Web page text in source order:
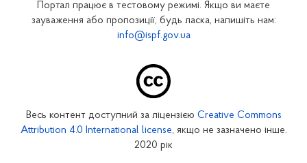
Закарпатське відділення
Запорізьке відділення
Кіровоградське відділення
Портал працює в тестовому режимі. Якщо ви маєте
зауваження або пропозиції, будь ласка, напишіть нам:
info@ispf.gov.ua
Весь контент доступний за ліцензією Creative Commons
Attribution 4.0 International license, якщо не зазначено інше.
2020 рік